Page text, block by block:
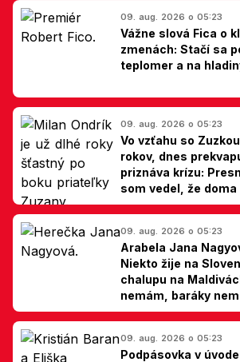
09. aug. 2026 o 05:23
Vážne slová Fica o
zmenách: Stačí sa
teplomer a na
09. aug. 2026 o 05:23
Vo vzťahu so
rokov, dnes
priznáva krízu:
som vedel, že
hovorí Milan Ondrík
09. aug. 2026 o 05:23
Arabela Jana
Niekto žije na
chalupu na
nemám, baráky
Slovákom
09. aug. 2026 o 05:23
Podpásovka v